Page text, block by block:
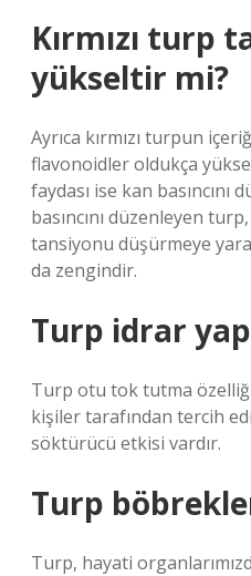
Kırmızı turp
yükseltir mi?
Ayrıca kırmızı turpun
flavonoidler oldukça
faydası ise kan basıncını
basıncını düzenleyen
tansiyonu düşürmeye
da zengindir.
Turp idrar
Turp otu tok tutma
kişiler tarafından tercih
söktürücü etkisi vardır.
Turp
Turp, hayati